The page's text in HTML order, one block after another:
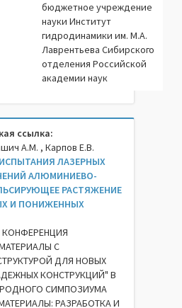
бюджетное учреждение
науки Институт
гидродинамики им. М.А.
Лаврентьева Сибирского
отделения Российской
академии наук
ссылка:
А.М. , Карпов Е.В.
ЛАЗЕРНЫХ
АЛЮМИНИЕВО-
РАСТЯЖЕНИЕ
И ПОНИЖЕННЫХ
С
ДЛЯ НОВЫХ
КОНСТРУКЦИЙ" В
СИМПОЗИУМА
РАЗРАБОТКА И